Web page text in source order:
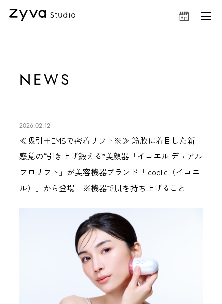
NEWS
2026.02.12
≪吸引＋EMSで密着リフト※≫ 筋膜に着目した新
感覚の“引き上げ鍛える”美顔器「イコエル デュアル
プロリフト」が美容機器ブランド「icoelle（イコエ
ル）」から登場 ※機器で肌を持ち上げること